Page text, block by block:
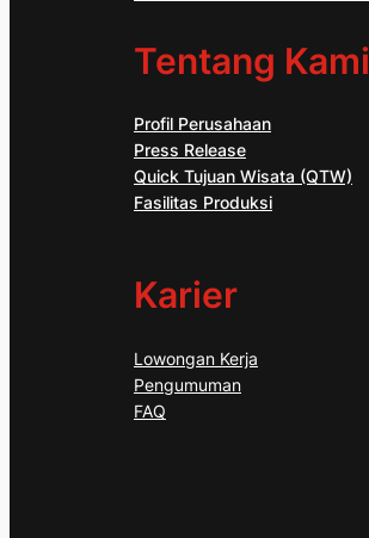
Tentang Kami
Profil Perusahaan
Press Release
Quick Tujuan Wisata (QTW)
Fasilitas Produksi
Karier
Lowongan Kerja
Pengumuman
FAQ